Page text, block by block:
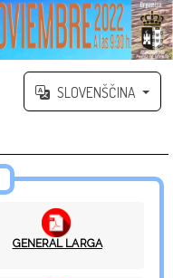
SLOVENŠČINA
GENERAL LARGA